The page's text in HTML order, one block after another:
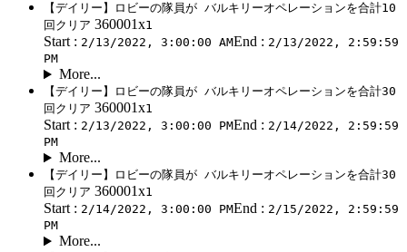
【デイリー】ロビーの隊員が バルキリーオペレーションを合計10
回クリア 360001x1
Start : 2/13/2022, 3:00:00 AMEnd : 2/13/2022, 2:59:59
PM
More...
【デイリー】ロビーの隊員が バルキリーオペレーションを合計30
回クリア 360001x1
Start : 2/13/2022, 3:00:00 PMEnd : 2/14/2022, 2:59:59
PM
More...
【デイリー】ロビーの隊員が バルキリーオペレーションを合計30
回クリア 360001x1
Start : 2/14/2022, 3:00:00 PMEnd : 2/15/2022, 2:59:59
PM
More...